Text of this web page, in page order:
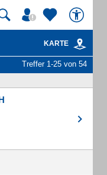
KARTE
Treffer 1-25 von 54